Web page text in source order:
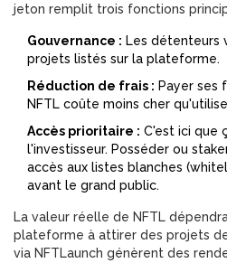
jeton remplit trois fonctions
Gouvernance : Les détenteurs
projets listés sur la plateforme.
Réduction de frais : Payer ses
NFTL coûte moins cher
Accès prioritaire : C'est ici que
l'investisseur. Posséder ou
accès aux listes blanches
avant le grand public.
La valeur réelle de NFTL
plateforme à attirer des projets
via NFTLaunch génèrent des